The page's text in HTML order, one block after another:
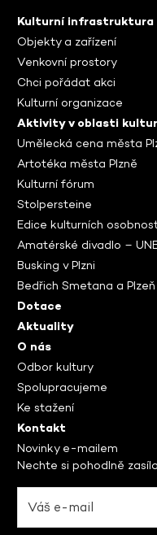
Kulturní infrastruktura
Objekty a zařízení
Venkovní prostory
Chci pořádat akci
Kulturní organizace
Aktivity v oblasti
Umělecká cena města
Artotéka města Plzně
Kulturní fórum
Stolpersteine
Edice kulturních
Amatérské divadlo –
Busking v Plzni
Bedřich Smetana a Plzeň
Dotace
Aktuality
O nás
Odbor kultury
Spolupracujeme
Ke stažení
Kontakt
Novinky e-mailem
Nechte si pohodlně